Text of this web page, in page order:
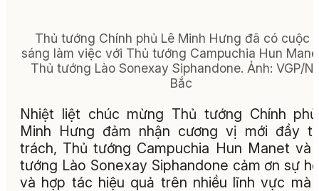
Thủ tướng Chính phủ Lê Minh Hưng đã có cuộc
sáng làm việc với Thủ tướng Campuchia Hun
Thủ tướng Lào Sonexay Siphandone. Ảnh: VGP/
Bắc
Nhiệt liệt chúc mừng Thủ tướng Chính
Minh Hưng đảm nhận cương vị mới đầy
trách, Thủ tướng Campuchia Hun Manet và
tướng Lào Sonexay Siphandone cảm ơn sự
và hợp tác hiệu quả trên nhiều lĩnh vực mà